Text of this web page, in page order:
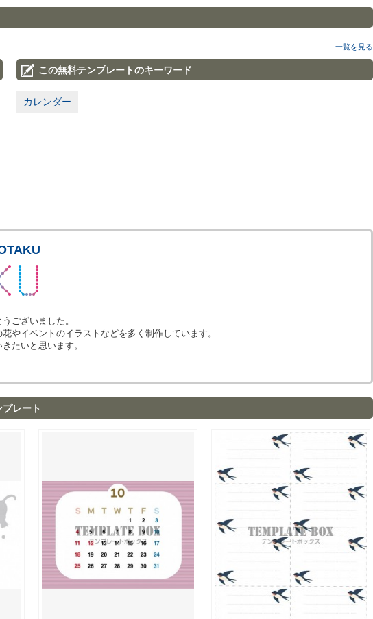
一覧を見る
この無料テンプレートのキーワード
カレンダー
ございました。
やイベントのイラストなどを多く制作しています。
たいと思います。
レート